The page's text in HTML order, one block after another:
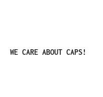
Produktgalerie überspringen
WE CARE ABOUT CAPS!